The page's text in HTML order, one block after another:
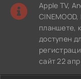
Apple TV,
планшете,
доступен
сайт 22